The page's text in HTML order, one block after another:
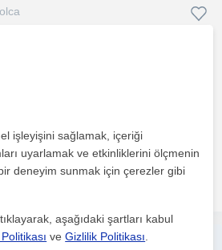
& via craft, art...
Ücretsiz iletişime geç
işleyişini sağlamak, içeriği
uyarlamak ve etkinliklerini ölçmenin
deneyim sunmak için çerezler gibi
aşağıdaki şartları kabul
veGizlilik Politikası